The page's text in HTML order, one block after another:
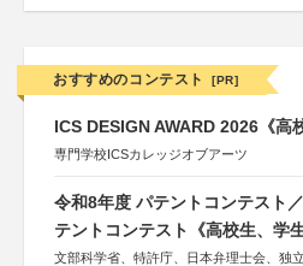
おすすめのコンテスト [PR]
ICS DESIGN AWARD 2026《高
専門学校ICSカレッジオブアーツ
令和8年度 パテントコンテスト
テントコンテスト《高校生、学
文部科学省、特許庁、日本弁理士会、独